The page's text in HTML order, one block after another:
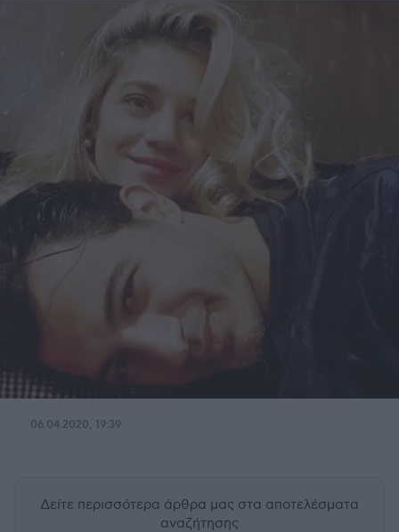
06.04.2020, 19:39
Δείτε περισσότερα άρθρα μας στα αποτελέσματα
αναζήτησης